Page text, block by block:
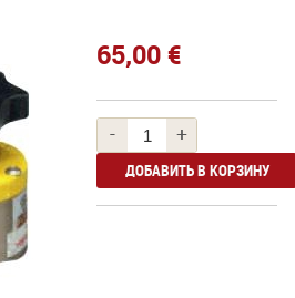
65,00 €
- +